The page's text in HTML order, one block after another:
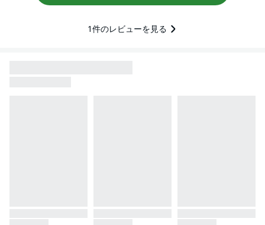
1件のレビューを見る